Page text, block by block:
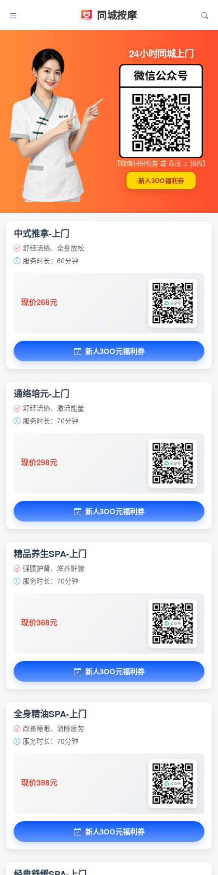
同城按摩
24小时同城上门
【微信扫码领券 或 直接 ↓ 预约】
新人3OO福利券
中式推拿-上门
舒经活络、全身放松
服务时长：60分钟
现价268元
新人3OO元福利券
通络培元-上门
舒经活络、激活能量
服务时长：70分钟
现价298元
新人3OO元福利券
精品养生SPA-上门
强腰护肾、滋养脏腑
服务时长：70分钟
现价368元
新人3OO元福利券
全身精油SPA-上门
改善睡眠、消除疲劳
服务时长：70分钟
现价398元
新人3OO元福利券